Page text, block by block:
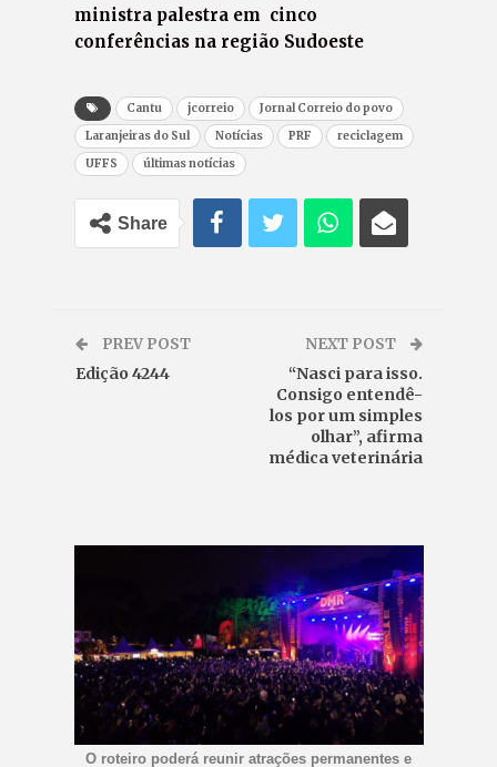
ministra palestra em cinco
conferências na região Sudoeste
Cantu jcorreio
Jornal Correio do povo
Laranjeiras do Sul
Notícias PRF
reciclagem
UFFS
últimas notícias
Share
PREV POST
Edição 4244
NEXT POST
“Nasci para isso.
Consigo entendê-
los por um simples
olhar”, afirma
médica veterinária
O roteiro poderá reunir atrações permanentes e